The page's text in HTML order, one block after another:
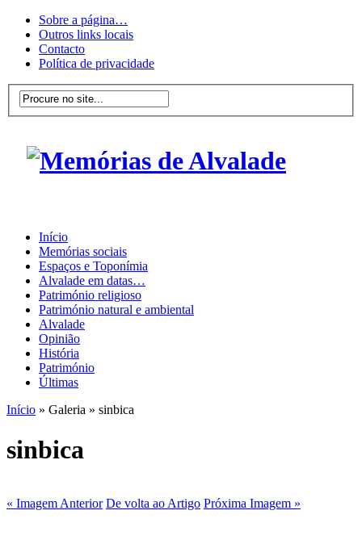
Sobre a página…
Outros links locais
Contacto
Política de privacidade
Início
Memórias sociais
Espaços e Toponímia
Alvalade em datas…
Património religioso
Património natural e ambiental
Alvalade
Opinião
História
Património
Últimas
Início » Galeria » sinbica
sinbica
« Imagem Anterior De volta ao Artigo Próxima Imagem »